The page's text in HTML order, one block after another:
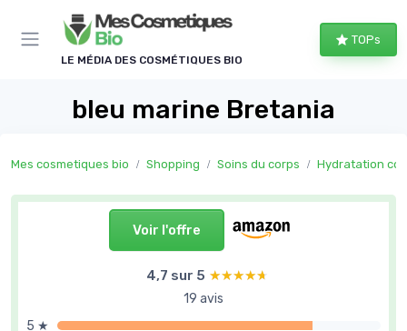
LE MÉDIA DES COSMÉTIQUES BIO
TOPs
bleu marine Bretania
Mes cosmetiques bio Shopping Soins du corps Hydratation
Voir l'offre
4,7 sur 5 ★★★★★
★★★★★
19 avis
5 ★
Panneau de gestion des cookies